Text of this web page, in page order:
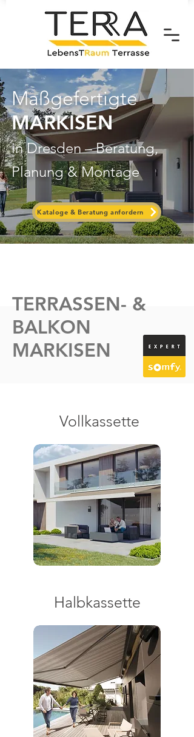
Maßgefertigte
MARKISEN
in Dresden – Beratung,
Planung & Montage
Kataloge & Beratung anfordern
TERRASSEN- &
BALKON
MARKISEN
Vollkassette
Halbkassette